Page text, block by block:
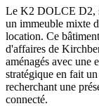
Le K2 DOLCE D2,
un immeuble mixte
location. Ce
d'affaires de
aménagés avec une
stratégique en fait
recherchant une
connecté.